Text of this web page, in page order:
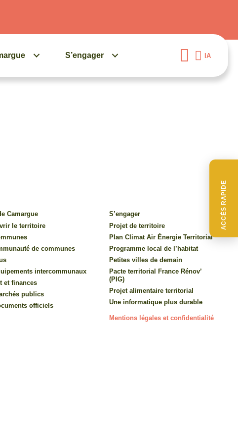
ACCÈS RAPIDE
S’engager IA
Camargue
le territoire
de communes
intercommunaux
et finances
publics
officiels
S’engager
Projet de territoire
Plan Climat Air Énergie Territorial
Programme local de l’habitat
Petites villes de demain
Pacte territorial France Rénov’
(PIG)
Projet alimentaire territorial
Une informatique plus durable
Mentions légales et confidentialité